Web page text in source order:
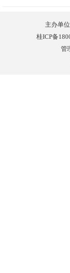
主办单
桂ICP备
管